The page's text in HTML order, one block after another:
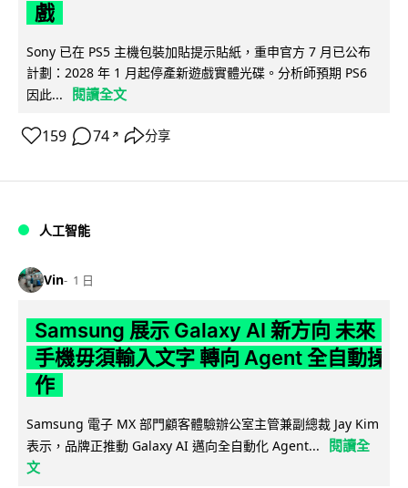
戲
Sony 已在 PS5 主機包裝加貼提示貼紙，重申官方 7 月已公布
計劃：2028 年 1 月起停產新遊戲實體光碟。分析師預期 PS6
因此...
閱讀全文
159 74 ↗ 分享
人工智能
Vin 1 日
Samsung 展示 Galaxy AI 新方向 未來
手機毋須輸入文字 轉向 Agent 全自動操
作
Samsung 電子 MX 部門顧客體驗辦公室主管兼副總裁 Jay Kim
表示，品牌正推動 Galaxy AI 邁向全自動化 Agent...
閱讀全
文